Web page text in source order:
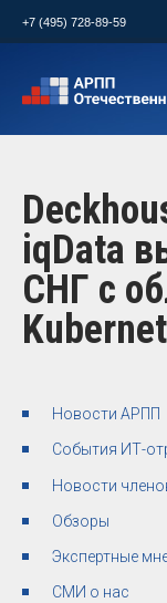
+7 (495) 728-89-59
iqData
СНГ с
Новости АРПП
События ИТ-
Новости
Обзоры
Экспертные
СМИ о нас